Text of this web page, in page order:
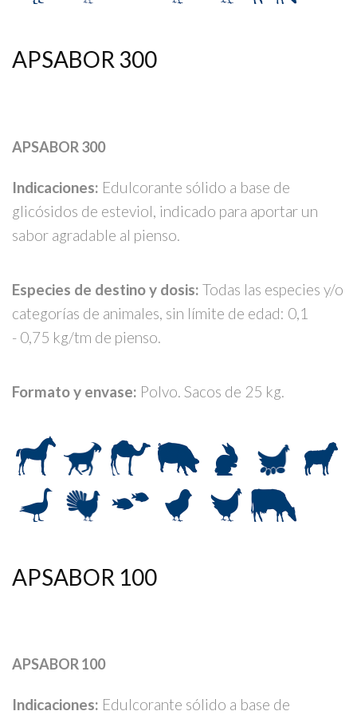
APSABOR 300
APSABOR 300
Indicaciones: Edulcorante sólido a base de
glicósidos de esteviol, indicado para aportar un
sabor agradable al pienso.
Especies de destino y dosis: Todas las especies y/o
categorías de animales, sin límite de edad: 0,1
- 0,75 kg/tm de pienso.
Formato y envase: Polvo. Sacos de 25 kg.
APSABOR 100
APSABOR 100
Indicaciones: Edulcorante sólido a base de